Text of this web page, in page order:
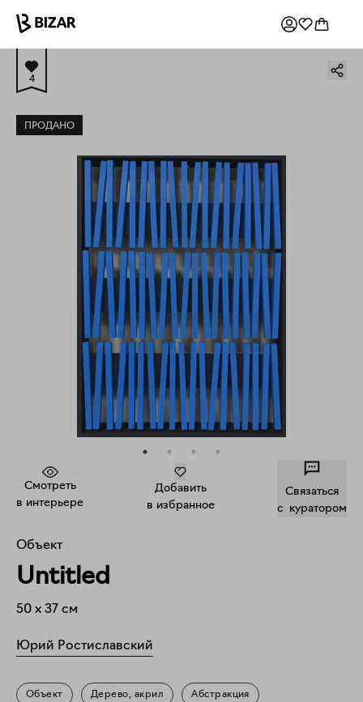
4
ПРОДАНО
Смотреть
в интерьере
Добавить
в избранное
Связаться
c куратором
Объект
Untitled
50 x 37 см
Юрий Ростиславский
Объект Дерево, акрил Абстракция